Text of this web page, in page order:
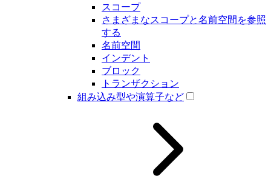
スコープ
さまざまなスコープと名前空間を参照
する
名前空間
インデント
ブロック
トランザクション
組み込み型や演算子など